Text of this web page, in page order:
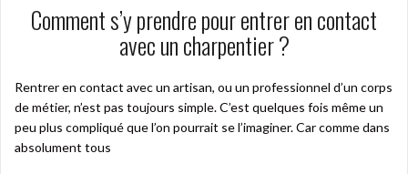
Comment s’y prendre pour entrer en contact
avec un charpentier ?
Rentrer en contact avec un artisan, ou un professionnel d’un corps
de métier, n’est pas toujours simple. C’est quelques fois même un
peu plus compliqué que l’on pourrait se l’imaginer. Car comme dans
absolument tous